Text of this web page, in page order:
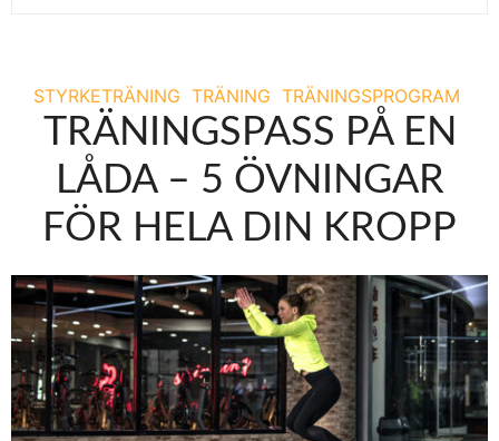
STYRKETRÄNING TRÄNING TRÄNINGSPROGRAM
TRÄNINGSPASS PÅ EN
LÅDA – 5 ÖVNINGAR
FÖR HELA DIN KROPP